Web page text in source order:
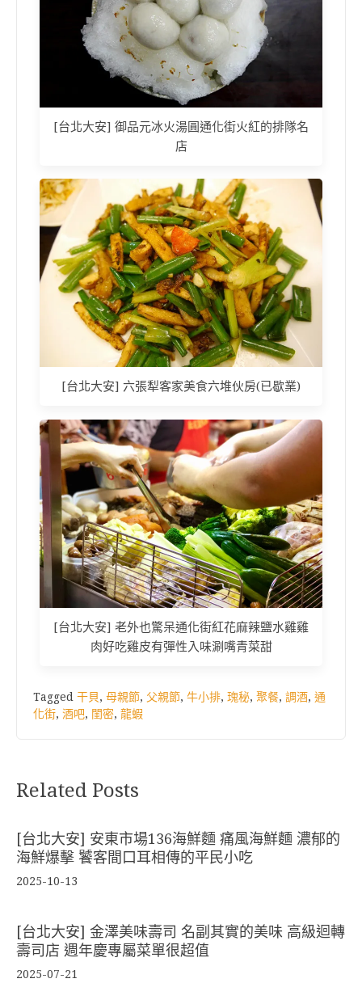
[台北大安] 御品元冰火湯圓通化街火紅的排隊名
店
[台北大安] 六張犁客家美食六堆伙房(已歇業)
[台北大安] 老外也驚呆通化街紅花麻辣鹽水雞雞
肉好吃雞皮有彈性入味涮嘴青菜甜
Tagged 干貝, 母親節, 父親節, 牛小排, 瑰秘, 聚餐, 調酒, 通
化街, 酒吧, 閨密, 龍蝦
Related Posts
[台北大安] 安東市場136海鮮麵 痛風海鮮麵 濃郁的
海鮮爆擊 饕客間口耳相傳的平民小吃
2025-10-13
[台北大安] 金澤美味壽司 名副其實的美味 高級迴轉
壽司店 週年慶專屬菜單很超值
2025-07-21